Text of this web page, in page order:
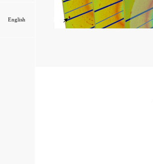
English